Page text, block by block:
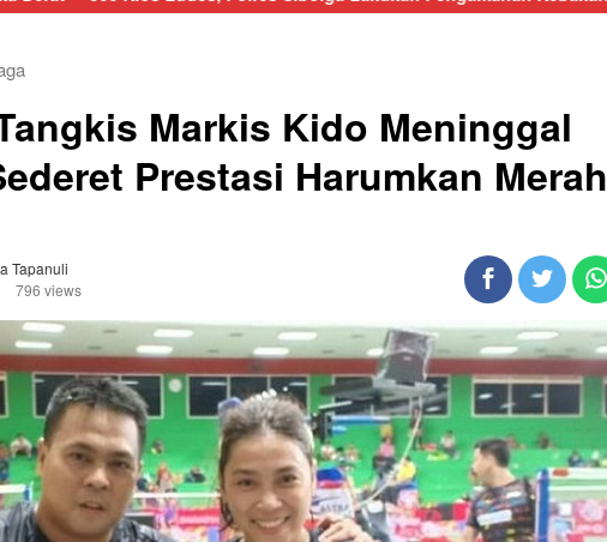
Markis Kido Meninggal
Prestasi Harumkan Merah
Tapanuli
796 views